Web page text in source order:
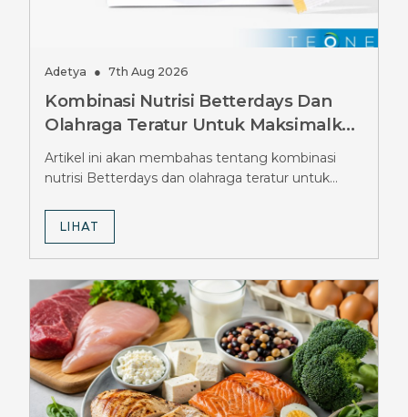
Adetya ● 7th Aug 2026
Kombinasi Nutrisi Betterdays Dan
Olahraga Teratur Untuk Maksimalkan
Hasil Diet Ozempic, Wajib Tahu
Strateginya
Artikel ini akan membahas tentang kombinasi
nutrisi Betterdays dan olahraga teratur untuk
LIHAT